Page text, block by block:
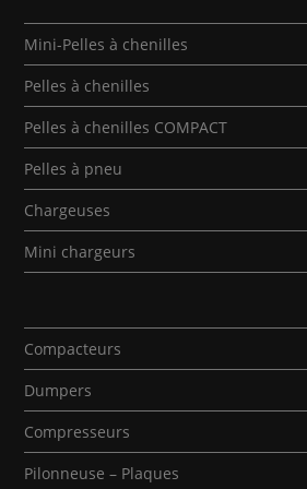
Mini-Pelles à chenilles
Pelles à chenilles
Pelles à chenilles COMPACT
Pelles à pneu
Chargeuses
Mini chargeurs
Compacteurs
Dumpers
Compresseurs
Pilonneuse – Plaques